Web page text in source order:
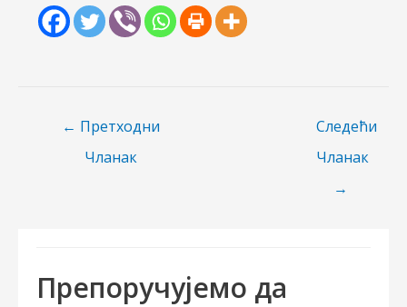
навигатион
← Претходни
Чланак
Следећи
Чланак
→
Препоручујемо да